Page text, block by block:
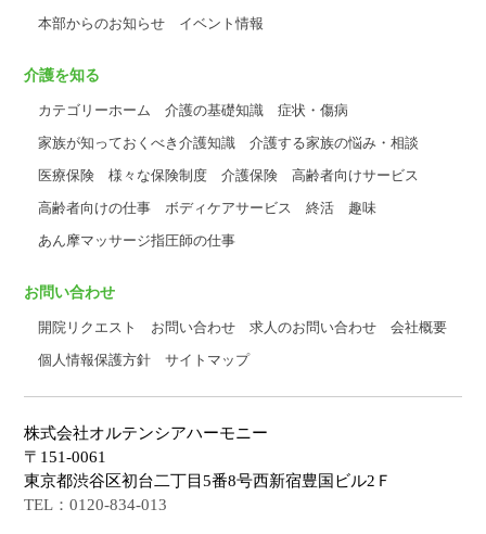
本部からのお知らせ
イベント情報
介護を知る
カテゴリーホーム 介護の基礎知識
症状・傷病
家族が知っておくべき介護知識
介護する家族の悩み・相談
医療保険
様々な保険制度 介護保険
高齢者向けサービス
高齢者向けの仕事
ボディケアサービス 終活
趣味
あん摩マッサージ指圧師の仕事
お問い合わせ
開院リクエスト お問い合わせ 求人のお問い合わせ
会社概要
個人情報保護方針
サイトマップ
株式会社オルテンシアハーモニー
〒151-0061
東京都渋谷区初台二丁目5番8号西新宿豊国ビル2Ｆ
TEL：0120-834-013